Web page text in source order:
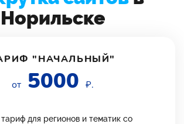
Норильске
"НАЧАЛЬНЫЙ"
от 5000 ₽.
для регионов и тематик со